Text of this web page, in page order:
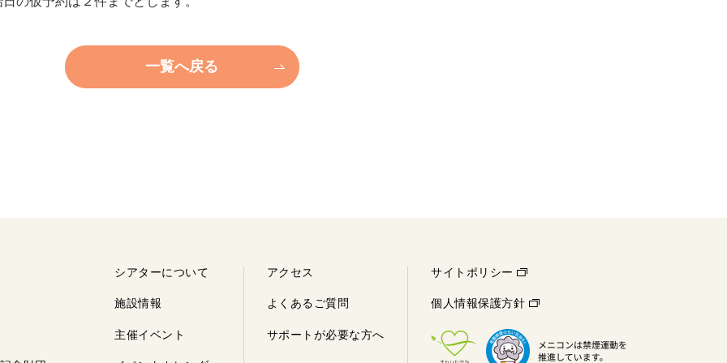
一覧へ戻る
シアターについて
施設情報
主催イベント
アクセス
よくあるご質問
サポートが必要な方へ
サイトポリシー
個人情報保護方針